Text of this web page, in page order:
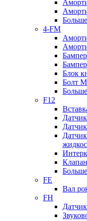
Больше
4-FM
Бампер
Блок
Болт
Больше
F12
Больше
FE
Вал
FH
Датчик